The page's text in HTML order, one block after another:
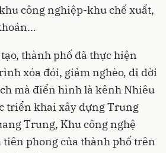
công nghiệp-khu chế xuất,
thành phố đã thực hiện
xóa đói, giảm nghèo, di dời
mà điển hình là kênh Nhiêu
triển khai xây dựng Trung
Trung, Khu công nghệ
phong của thành phố trên